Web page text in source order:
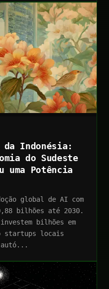
da Indonésia:
do Sudeste
uma Potência
global de AI com
bilhões até 2030.
bilhões em
startups locais
autó...